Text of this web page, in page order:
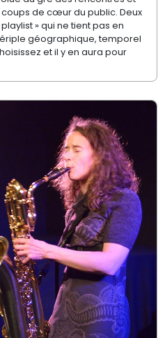
de cœur du public. Deux
» qui ne tient pas en
géographique, temporel
et il y en aura pour